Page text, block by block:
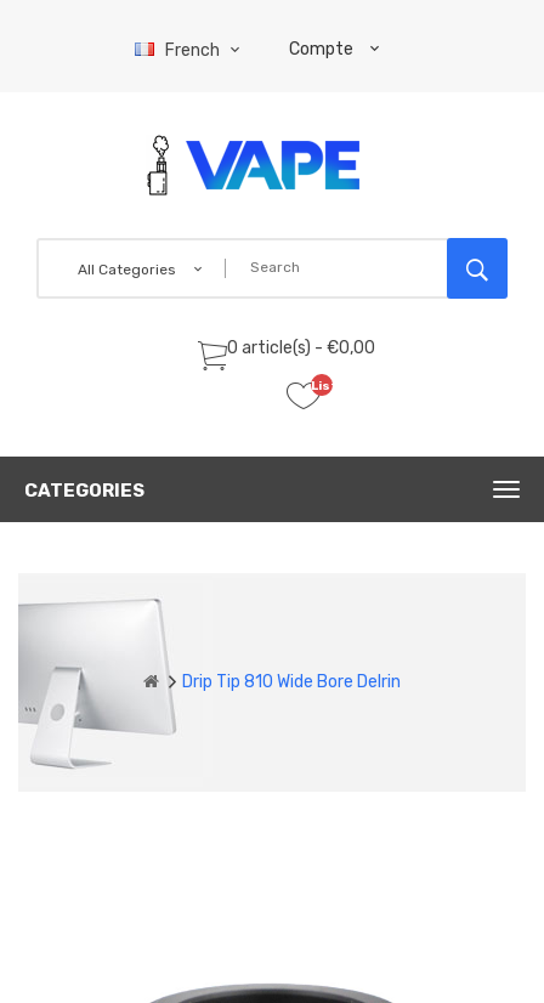
French Compte
All Categories
0 article(s) - €0,00
Liste
(0)
CATEGORIES
Drip Tip 810 Wide Bore Delrin